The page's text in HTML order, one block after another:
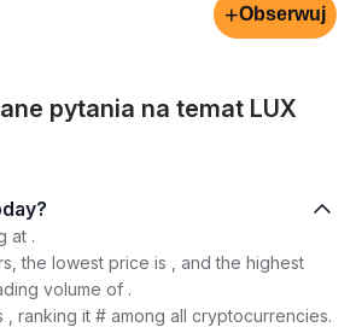
+Obserwuj
pytania na temat LUX
is today?
at .
the lowest price is , and the highest
volume of .
, ranking it # among all cryptocurrencies.